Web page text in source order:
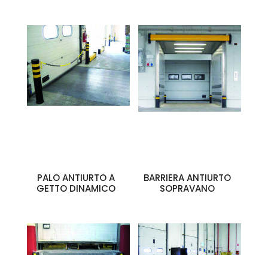
PALO ANTIURTO A
GETTO DINAMICO
BARRIERA ANTIURTO
SOPRAVANO